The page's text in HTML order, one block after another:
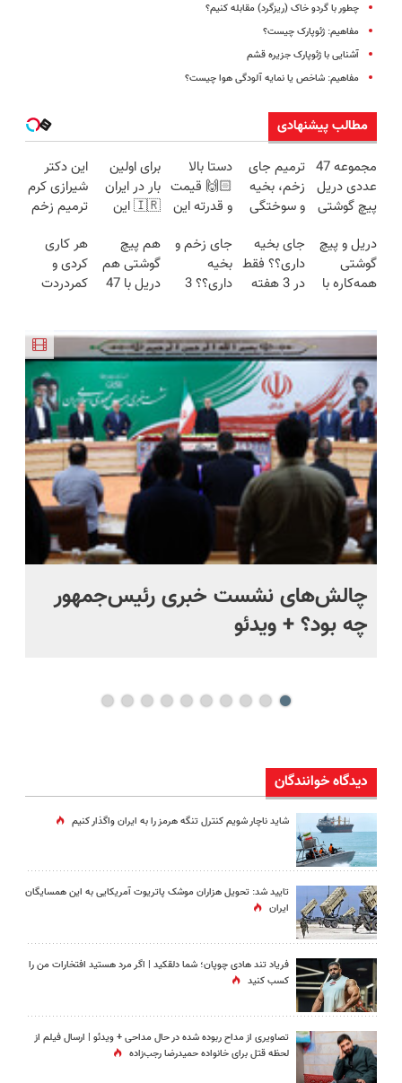
چطور با گردو خاک (ریز‌گرد) مقابله کنیم؟
مفاهیم: ژئوپارک چیست؟
آشنایی با ژئوپارک جزیره قشم
مفاهیم: شاخص یا نمایه آلودگی هوا چیست؟
مطالب پیشنهادی
مجموعه 47
عددی دریل
پیچ گوشتی
(تخفیف به
مدت
محدود)
ترمیم جای
زخم، بخیه
و سوختگی
هفته!!😍
دستا بالا
🙌🏻 قیمت
و قدرته این
میده🔥
برای اولین
بار در ایران
🇮🇷 این
ترمیم کننده
23 روزه
ساخت!
این دکتر
شیرازی کرم
ترمیم زخم
ساخت!!!
دریل و پیچ
گوشتی
همه‌کاره با
(نصف
قیمت بازار
🔥)
جای بخیه
داری؟؟ فقط
در 3 هفته
جای زخم و
بخیه
داری؟؟ 3
هم پیچ
گوشتی هم
دریل با 47
تخفیف داره
بخرش!🔥
هر کاری
کردی و
کمردردت
پرسشنامه و
دریافت راه
حل
چالش‌های نشست خبری رئیس‌جمهور
چه بود؟ + ویدئو
دیدگاه خوانندگان
شاید ناچار شویم کنترل تنگه هرمز را به ایران واگذار کنیم
تایید شد: تحویل هزاران موشک پاتریوت آمریکایی به این همسایگان
ایران
فریاد تند هادی چوپان؛‌ شما دلقکید | اگر مرد هستید افتخارات من را
کسب کنید
تصاویری از مداح ربوده شده در حال مداحی + ویدئو | ارسال فیلم از
لحظه قتل برای خانواده‌ حمیدرضا رجب‌زاده